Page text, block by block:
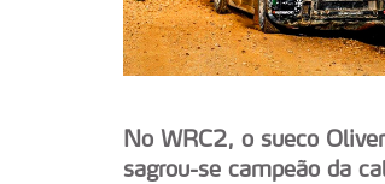
No WRC2, o sueco
sagrou-se campeão da